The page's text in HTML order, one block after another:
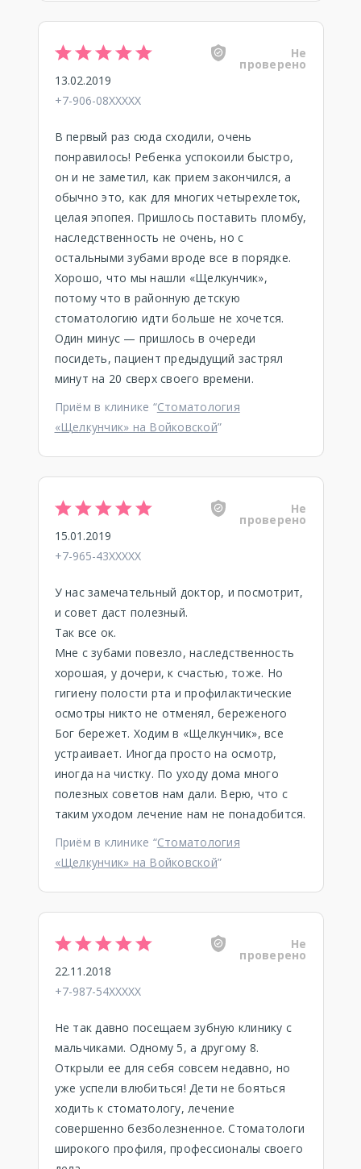
Не
проверено
13.02.2019
+7-906-08XXXXX
В первый раз сюда сходили, очень
понравилось! Ребенка успокоили быстро,
он и не заметил, как прием закончился, а
обычно это, как для многих четырехлеток,
целая эпопея. Пришлось поставить пломбу,
наследственность не очень, но с
остальными зубами вроде все в порядке.
Хорошо, что мы нашли «Щелкунчик»,
потому что в районную детскую
стоматологию идти больше не хочется.
Один минус — пришлось в очереди
посидеть, пациент предыдущий застрял
минут на 20 сверх своего времени.
Приём в клинике “Стоматология
«Щелкунчик» на Войковской”
Не
проверено
15.01.2019
+7-965-43XXXXX
У нас замечательный доктор, и посмотрит,
и совет даст полезный.
Так все ок.
Мне с зубами повезло, наследственность
хорошая, у дочери, к счастью, тоже. Но
гигиену полости рта и профилактические
осмотры никто не отменял, береженого
Бог бережет. Ходим в «Щелкунчик», все
устраивает. Иногда просто на осмотр,
иногда на чистку. По уходу дома много
полезных советов нам дали. Верю, что с
таким уходом лечение нам не понадобится.
Приём в клинике “Стоматология
«Щелкунчик» на Войковской”
Не
проверено
22.11.2018
+7-987-54XXXXX
Не так давно посещаем зубную клинику с
мальчиками. Одному 5, а другому 8.
Открыли ее для себя совсем недавно, но
уже успели влюбиться! Дети не бояться
ходить к стоматологу, лечение
совершенно безболезненное. Стоматологи
широкого профиля, профессионалы своего